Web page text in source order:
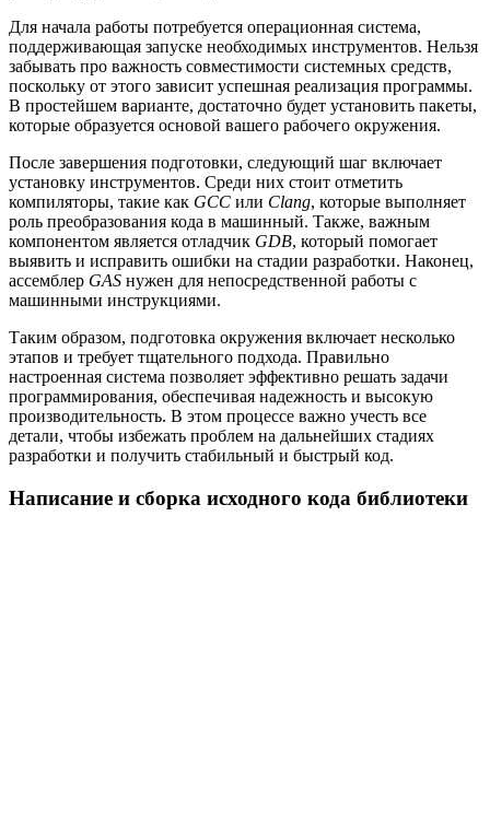
Для начала работы потребуется операционная система,
поддерживающая запуске необходимых инструментов. Нельзя
забывать про важность совместимости системных средств,
поскольку от этого зависит успешная реализация программы.
В простейшем варианте, достаточно будет установить пакеты,
которые образуется основой вашего рабочего окружения.
После завершения подготовки, следующий шаг включает
установку инструментов. Среди них стоит отметить
компиляторы, такие как GCC или Clang, которые выполняет
роль преобразования кода в машинный. Также, важным
компонентом является отладчик GDB, который помогает
выявить и исправить ошибки на стадии разработки. Наконец,
ассемблер GAS нужен для непосредственной работы с
машинными инструкциями.
Таким образом, подготовка окружения включает несколько
этапов и требует тщательного подхода. Правильно
настроенная система позволяет эффективно решать задачи
программирования, обеспечивая надежность и высокую
производительность. В этом процессе важно учесть все
детали, чтобы избежать проблем на дальнейших стадиях
разработки и получить стабильный и быстрый код.
Написание и сборка исходного кода библиотеки